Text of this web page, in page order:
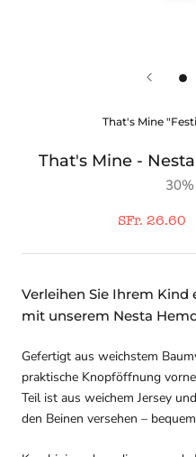
That's Mine
That's Mine -
SFr. 26.60
Verleihen Sie Ihrem
mit unserem Nesta
Gefertigt aus weichstem
praktische Knopföffnung
Teil ist aus weichem Jersey
den Beinen versehen –